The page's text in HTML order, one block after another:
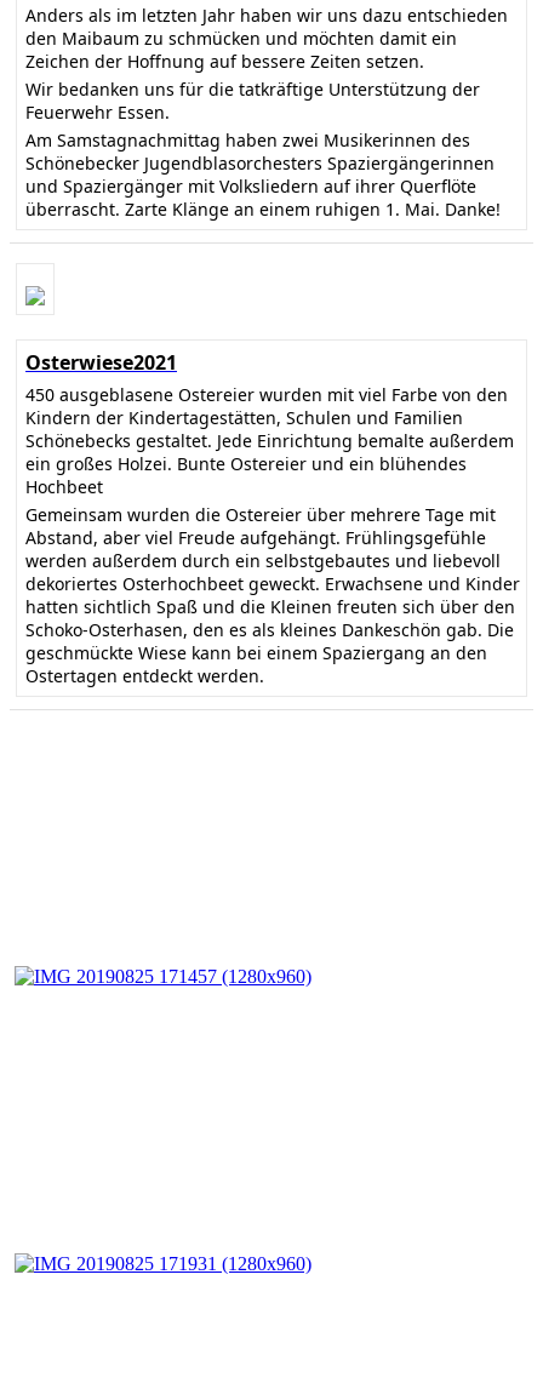
Anders als im letzten Jahr haben wir uns dazu entschieden
den Maibaum zu schmücken und möchten damit ein
Zeichen der Hoffnung auf bessere Zeiten setzen.
Wir bedanken uns für die tatkräftige Unterstützung der
Feuerwehr Essen.
Am Samstagnachmittag haben zwei Musikerinnen des
Schönebecker Jugendblasorchesters Spaziergängerinnen
und Spaziergänger mit Volksliedern auf ihrer Querflöte
überrascht. Zarte Klänge an einem ruhigen 1. Mai. Danke!
Osterwiese2021
450 ausgeblasene Ostereier wurden mit viel Farbe von den
Kindern der Kindertagestätten, Schulen und Familien
Schönebecks gestaltet. Jede Einrichtung bemalte außerdem
ein großes Holzei. Bunte Ostereier und ein blühendes
Hochbeet
Gemeinsam wurden die Ostereier über mehrere Tage mit
Abstand, aber viel Freude aufgehängt. Frühlingsgefühle
werden außerdem durch ein selbstgebautes und liebevoll
dekoriertes Osterhochbeet geweckt. Erwachsene und Kinder
hatten sichtlich Spaß und die Kleinen freuten sich über den
Schoko-Osterhasen, den es als kleines Dankeschön gab. Die
geschmückte Wiese kann bei einem Spaziergang an den
Ostertagen entdeckt werden.